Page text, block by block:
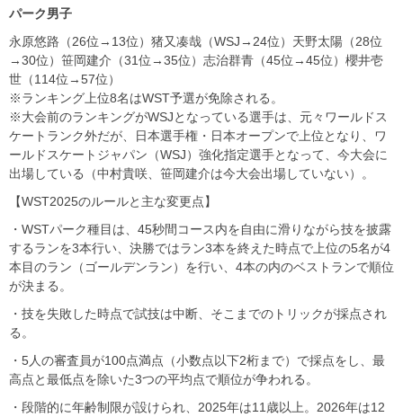
パーク男子
永原悠路（26位→13位）猪又凑哉（WSJ→24位）天野太陽（28位
→30位）笹岡建介（31位→35位）志治群青（45位→45位）櫻井壱
世（114位→57位）
※ランキング上位8名はWST予選が免除される。
※大会前のランキングがWSJとなっている選手は、元々ワールドス
ケートランク外だが、日本選手権・日本オープンで上位となり、ワ
ールドスケートジャパン（WSJ）強化指定選手となって、今大会に
出場している（中村貴咲、笹岡建介は今大会出場していない）。
【WST2025のルールと主な変更点】
・WSTパーク種目は、45秒間コース内を自由に滑りながら技を披露
するランを3本行い、決勝ではラン3本を終えた時点で上位の5名が4
本目のラン（ゴールデンラン）を行い、4本の内のベストランで順位
が決まる。
・技を失敗した時点で試技は中断、そこまでのトリックが採点され
る。
・5人の審査員が100点満点（小数点以下2桁まで）で採点をし、最
高点と最低点を除いた3つの平均点で順位が争われる。
・段階的に年齢制限が設けられ、2025年は11歳以上。2026年は12